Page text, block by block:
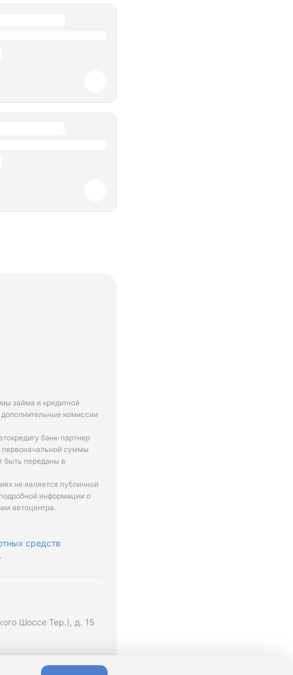
займа и кредитной
комиссии
банк-партнер
первоначальной суммы
быть переданы в
не является публичной
информации о
автоцентра.
средств
Шоссе Тер.), д. 15